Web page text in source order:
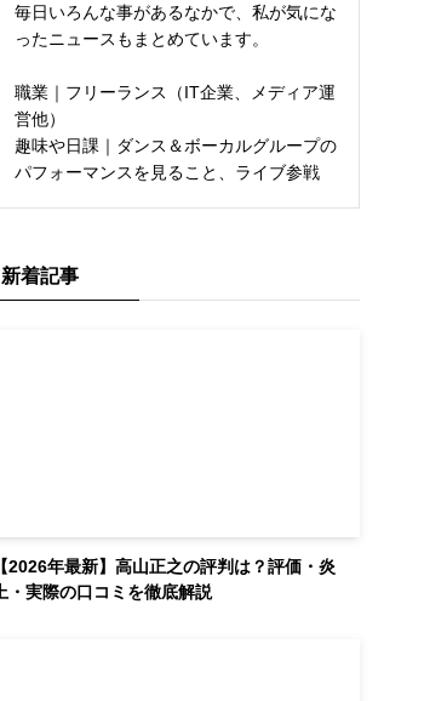
毎日いろんな事があるなかで、私が気にな
ったニュースもまとめています。
職業｜フリーランス（IT企業、メディア運
営他）
趣味や日課｜ダンス＆ボーカルグループの
パフォーマンスを見ること、ライブ参戦
新着記事
【2026年最新】高山正之の評判は？評価・炎
上・実際の口コミを徹底解説